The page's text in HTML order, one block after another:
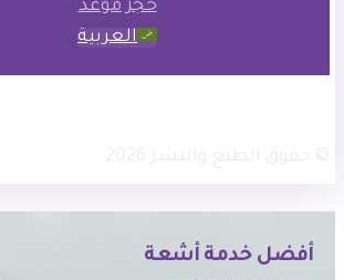
حجز موعد
العربية
أفضل خدمة أشعة